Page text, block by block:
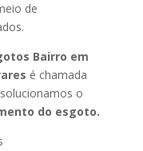
de
Bairro em
é chamada
o
do esgoto.